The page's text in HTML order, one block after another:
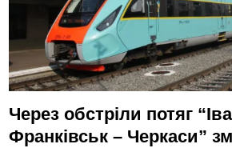
Через обстріли потяг
Франківськ – Черкаси”